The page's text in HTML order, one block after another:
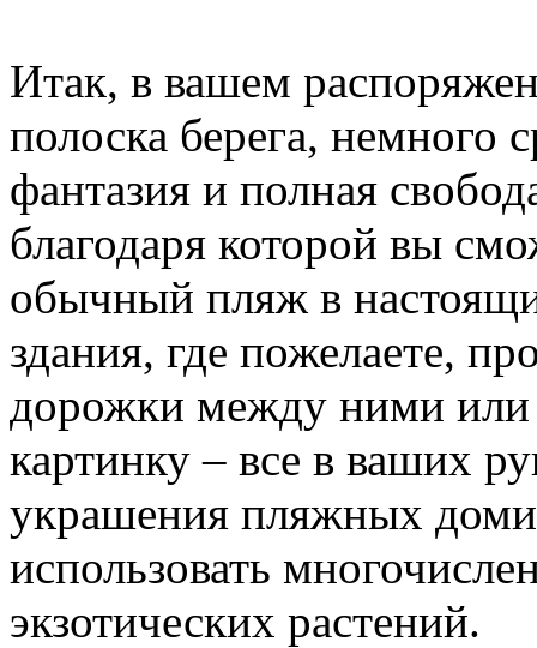
Итак, в вашем
полоска берега, немного
фантазия и полная
благодаря которой вы
обычный пляж в
здания, где пожелаете,
дорожки между ними или
картинку – все в ваших
украшения пляжных
использовать
экзотических растений.